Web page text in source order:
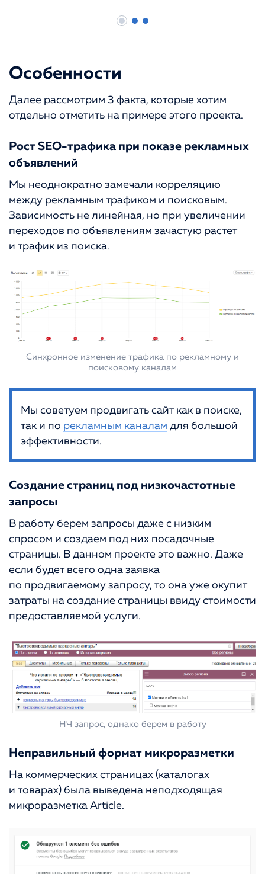
Особенности
Далее рассмотрим 3 факта, которые хотим
отдельно отметить на примере этого проекта.
Рост SEO-трафика при показе рекламных
объявлений
Мы неоднократно замечали корреляцию
между рекламным трафиком и поисковым.
Зависимость не линейная, но при увеличении
переходов по объявлениям зачастую растет
и трафик из поиска.
Синхронное изменение трафика по рекламному и
поисковому каналам
Мы советуем продвигать сайт как в поиске,
так и по рекламным каналам для большой
эффективности.
Создание страниц под низкочастотные
запросы
В работу берем запросы даже с низким
спросом и создаем под них посадочные
страницы. В данном проекте это важно. Даже
если будет всего одна заявка
по продвигаемому запросу, то она уже окупит
затраты на создание страницы ввиду стоимости
предоставляемой услуги.
НЧ запрос, однако берем в работу
Неправильный формат микроразметки
На коммерческих страницах (каталогах
и товарах) была выведена неподходящая
микроразметка Article.